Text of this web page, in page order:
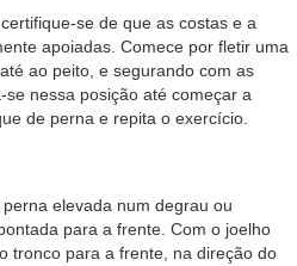
se de que as costas e a
apoiadas. Comece por fletir uma
ao peito, e segurando com as
nessa posição até começar a
de perna e repita o exercício.
elevada num degrau ou
para a frente. Com o joelho
tronco para a frente, na direção do